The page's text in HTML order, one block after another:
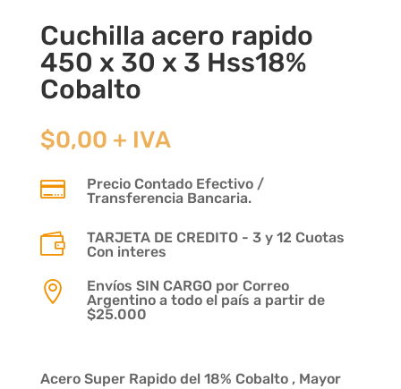
Cuchilla acero rapido
450 x 30 x 3 Hss18%
Cobalto
$0,00 + IVA

Precio Contado Efectivo /
Transferencia Bancaria.

TARJETA DE CREDITO - 3 y 12 Cuotas
Con interes

Envíos SIN CARGO por Correo
Argentino a todo el país a partir de
$25.000
Acero Super Rapido del 18% Cobalto , Mayor